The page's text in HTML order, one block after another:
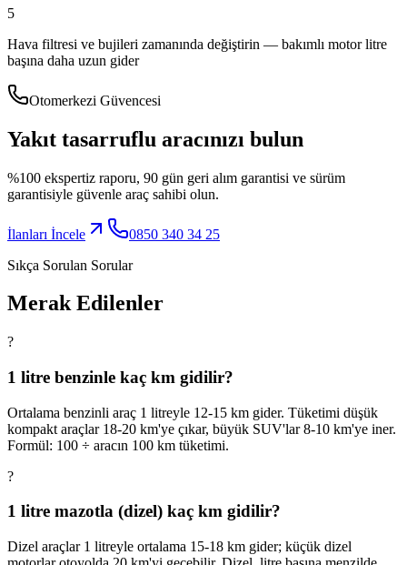
5
Hava filtresi ve bujileri zamanında değiştirin — bakımlı motor litre
başına daha uzun gider
Otomerkezi Güvencesi
Yakıt tasarruflu aracınızı bulun
%100 ekspertiz raporu, 90 gün geri alım garantisi ve sürüm
garantisiyle güvenle araç sahibi olun.
İlanları İncele
0850 340 34 25
Sıkça Sorulan Sorular
Merak Edilenler
?
1 litre benzinle kaç km gidilir?
Ortalama benzinli araç 1 litreyle 12-15 km gider. Tüketimi düşük
kompakt araçlar 18-20 km'ye çıkar, büyük SUV'lar 8-10 km'ye iner.
Formül: 100 ÷ aracın 100 km tüketimi.
?
1 litre mazotla (dizel) kaç km gidilir?
Dizel araçlar 1 litreyle ortalama 15-18 km gider; küçük dizel